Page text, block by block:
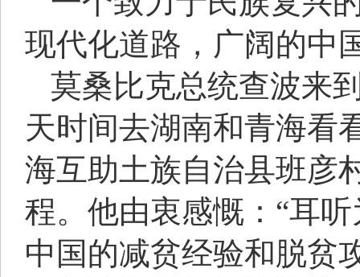
现代化道路，广阔的中
莫桑比克总统查波来
天时间去湖南和青海看
海互助土族自治县班彦
程。他由衷感慨：“耳
中国的减贫经验和脱贫